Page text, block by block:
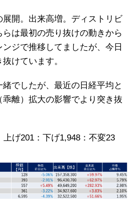
開。出来高増。ディストリビ
は最初の売り抜けの動きから
ジで推移してましたが、今日
けています。
でしたが、最近の日経平均と
離）拡大の影響でより突き抜
げ201：下げ1,948：不変23